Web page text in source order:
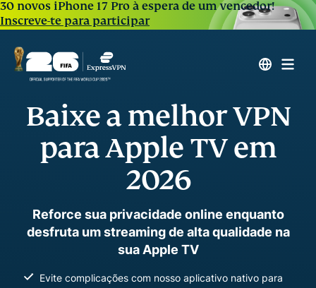
30 novos iPhone 17 Pro à espera de um vencedor!
Inscreve-te para participar
Baixe a melhor VPN
para Apple TV em
2026
Reforce sua privacidade online enquanto
desfruta um streaming de alta qualidade na
sua Apple TV
Evite complicações com nosso aplicativo nativo para